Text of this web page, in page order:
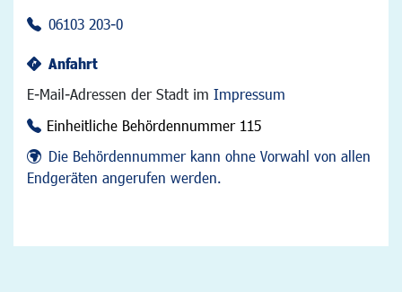
06103 203-0
Anfahrt
E-Mail-Adressen der Stadt im Impressum
Einheitliche Behördennummer 115
Die Behördennummer kann ohne Vorwahl von allen
Endgeräten angerufen werden.